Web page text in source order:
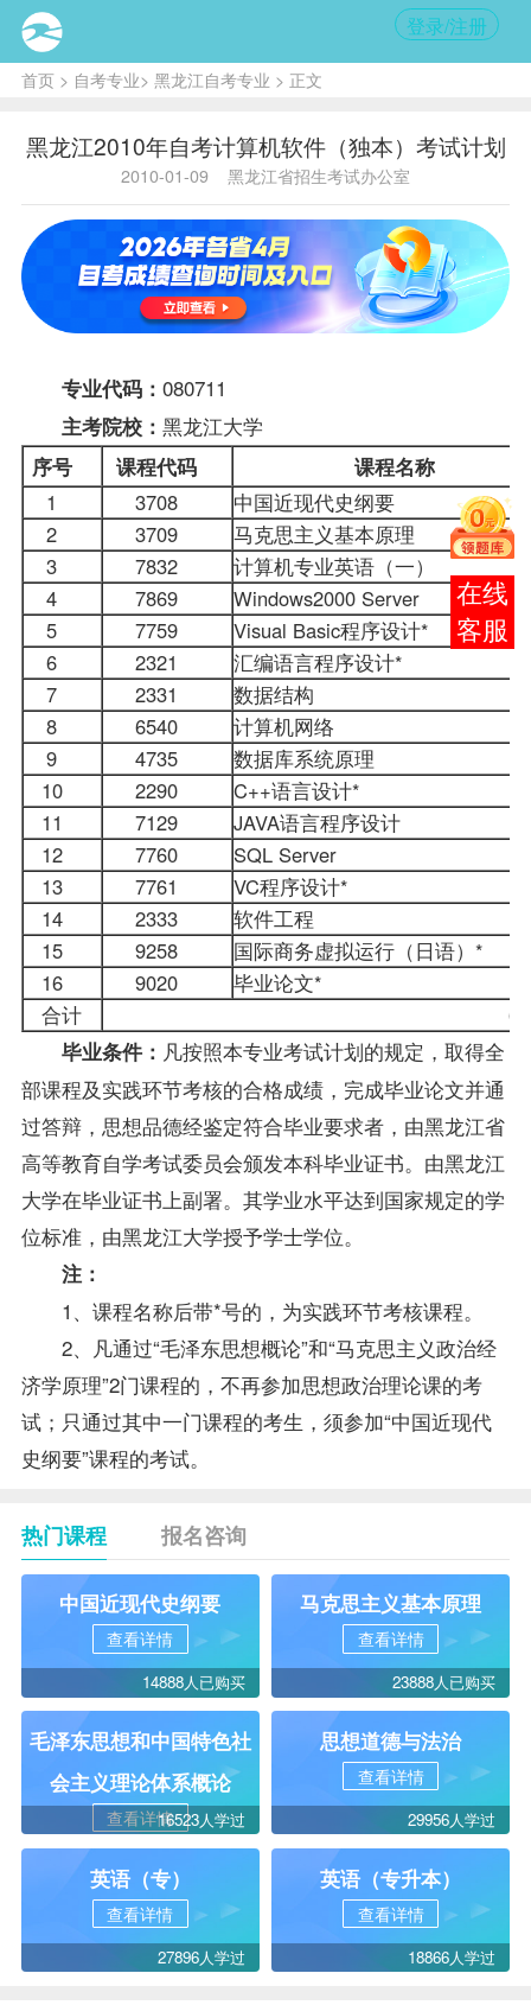
登录/注册
首页> 自考专业> 黑龙江自考专业 > 正文
黑龙江2010年自考计算机软件（独本）考试计划
2010-01-09 黑龙江省招生考试办公室
专业代码： 080711
主考院校： 黑龙江大学
序号 课程代码
课程名称
1
3708
中国近现代史纲要
2
3709
马克思主义基本原理
3
7832 计算机专业英语（一）
4
7869
Windows2000 Server
5
7759
Visual Basic程序设计*
6
2321 汇编语言程序设计*
7
2331
数据结构
8
6540
计算机网络
9
4735
数据库系统原理
10
2290
C++语言设计*
11
7129
JAVA语言程序设计
12
7760
SQL Server
13
7761
VC程序设计*
14
2333
软件工程
15
9258
国际商务虚拟运行（日语）*
16
9020
毕业论文*
合计
毕业条件： 凡按照本专业考试计划的规定，取得全
部课程及实践环节考核的合格成绩，完成毕业论文并通
过答辩，思想品德经鉴定符合毕业要求者，由黑龙江省
高等教育自学考试委员会颁发本科毕业证书。由黑龙江
大学在毕业证书上副署。其学业水平达到国家规定的学
位标准，由黑龙江大学授予学士学位。
注：
1、课程名称后带*号的，为实践环节考核课程。
2、凡通过“毛泽东思想概论”和“马克思主义政治经
济学原理”2门课程的，不再参加思想政治理论课的考
试；只通过其中一门课程的考生，须参加“中国近现代
史纲要”课程的考试。
热门课程 报名咨询
中国近现代史纲要
查看详情
14888人已购买
马克思主义基本原理
查看详情
23888人已购买
毛泽东思想和中国特色社
会主义理论体系概论
查看详情16523人学过
思想道德与法治
查看详情
29956人学过
英语（专）
查看详情
27896人学过
英语（专升本）
查看详情
18866人学过
在线
客服